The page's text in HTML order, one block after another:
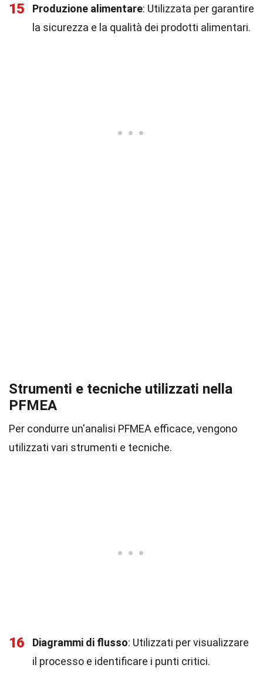
15 Produzione alimentare: Utilizzata per garantire
la sicurezza e la qualità dei prodotti alimentari.
Strumenti e tecniche utilizzati nella
PFMEA
Per condurre un'analisi PFMEA efficace, vengono
utilizzati vari strumenti e tecniche.
16 Diagrammi di flusso: Utilizzati per visualizzare
il processo e identificare i punti critici.